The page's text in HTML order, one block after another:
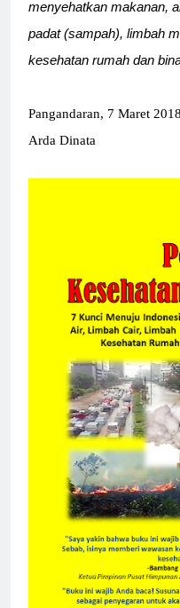
menyehatkan makanan,
padat (sampah), limbah
kesehatan rumah dan
Pangandaran, 7 Maret 2018
Arda Dinata